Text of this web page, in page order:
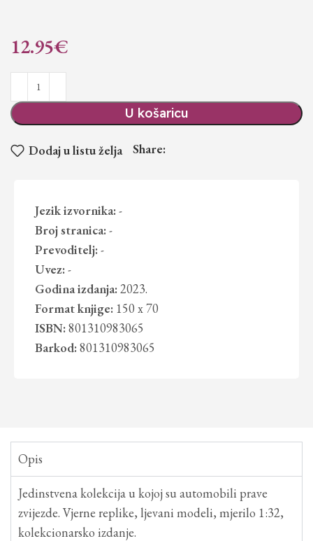
12.95€
U košaricu
Dodaj u listu želja Share:
Jezik izvornika: -
Broj stranica: -
Prevoditelj: -
Uvez: -
Godina izdanja: 2023.
Format knjige: 150 x 70
ISBN: 801310983065
Barkod: 801310983065
Opis
Jedinstvena kolekcija u kojoj su automobili prave
zvijezde. Vjerne replike, ljevani modeli, mjerilo 1:32,
kolekcionarsko izdanje.